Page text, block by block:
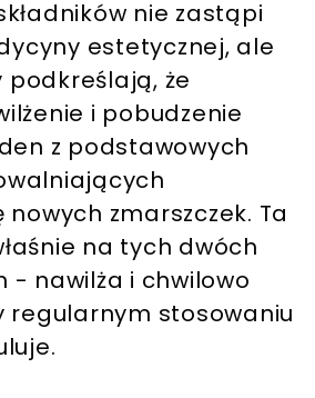
nie zastąpi
estetycznej, ale
że
i pobudzenie
z podstawowych
zmarszczek. Ta
na tych dwóch
- nawilża i chwilowo
regularnym stosowaniu